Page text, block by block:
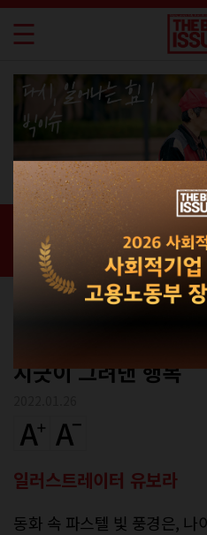
신간 · 과월호
지긋이 그려낸 행복
일러스트레이터 유보라
동화 속 파스텔 빛 풍경은, 나